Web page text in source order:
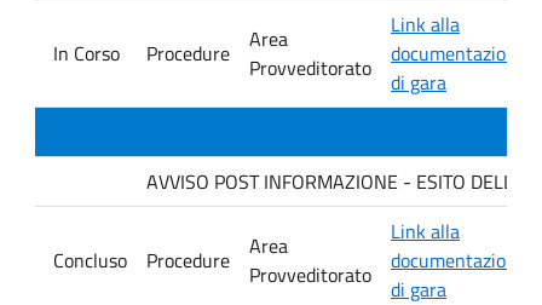
In Corso Procedure
Area
Provveditorato
Link alla
documentazione
di gara
AVVISO POST INFORMAZIONE - ESITO
Concluso Procedure
Area
Provveditorato
Link alla
documentazione
di gara